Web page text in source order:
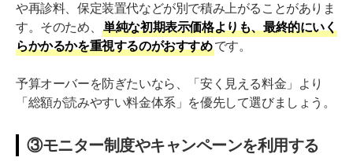
や再診料、保定装置代などが別で積み上がることがありま
す。そのため、
単純な初期表示価格よりも、最終的にいく
らかかるかを重視するのがおすすめです。
予算オーバーを防ぎたいなら、「安く見える料金」より
「総額が読みやすい料金体系」を優先して選びましょう。
③モニター制度やキャンペーンを利用する